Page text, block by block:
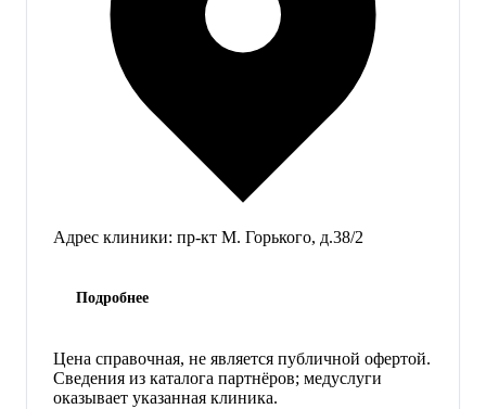
Адрес клиники: пр-кт М. Горького, д.38/2
Подробнее
Цена справочная, не является публичной офертой.
Сведения из каталога партнёров; медуслуги
оказывает указанная клиника.